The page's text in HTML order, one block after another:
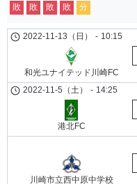
敗 敗 敗 敗 分
2022-11-13（日） - 10:15
和光ユナイテッド川崎FC
2022-11-5（土） - 14:25
港北FC
川崎市立西中原中学校